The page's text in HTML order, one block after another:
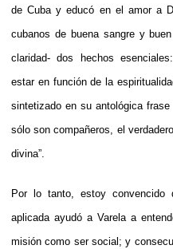
de Cuba y educó en el amor a
cubanos de buena sangre y
claridad- dos hechos
estar en función de la
sintetizado en su antológica
sólo son compañeros, el
divina”.
Por lo tanto, estoy
aplicada ayudó a Varela a
misión como ser social; y